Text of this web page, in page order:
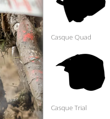
Casque Quad
Casque Trial